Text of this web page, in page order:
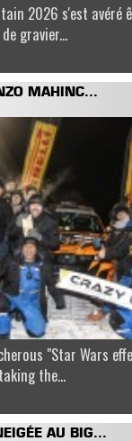
2026 s'est
gravier...
MAHINC...
"Star Wars
the...
AU BIG...